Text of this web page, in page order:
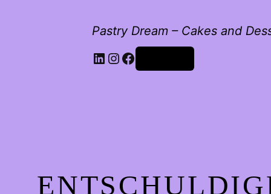
Pastry Dream – Cakes and
LinkedIn
Instagram
Facebook